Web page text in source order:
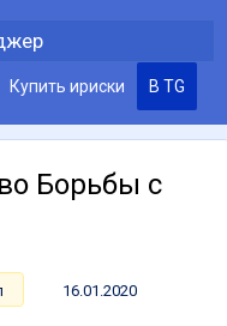
Купить ириски В TG
Борьбы с
16.01.2020